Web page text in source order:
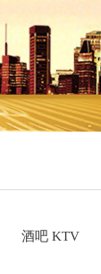
酒吧 KTV